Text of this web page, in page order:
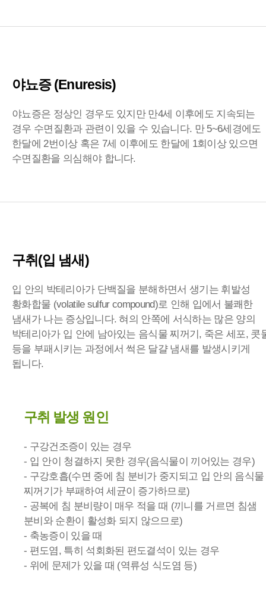
야뇨증 (Enuresis)
야뇨증은 정상인 경우도 있지만 만4세 이후에도 지속되는
경우 수면질환과 관련이 있을 수 있습니다. 만 5~6세경에도
한달에 2번이상 혹은 7세 이후에도 한달에 1회이상 있으면
수면질환을 의심해야 합니다.
구취(입 냄새)
입 안의 박테리아가 단백질을 분해하면서 생기는 휘발성
황화합물 (volatile sulfur compound)로 인해 입에서 불쾌한
냄새가 나는 증상입니다. 혀의 안쪽에 서식하는 많은 양의
박테리아가 입 안에 남아있는 음식물 찌꺼기, 죽은 세포, 콧
등을 부패시키는 과정에서 썩은 달걀 냄새를 발생시키게
됩니다.
구취 발생 원인
- 구강건조증이 있는 경우
- 입 안이 청결하지 못한 경우(음식물이 끼어있는 경우)
- 구강호흡(수면 중에 침 분비가 중지되고 입 안의 음식물
찌꺼기가 부패하여 세균이 증가하므로)
- 공복에 침 분비량이 매우 적을 때 (끼니를 거르면 침샘
분비와 순환이 활성화 되지 않으므로)
- 축농증이 있을 때
- 편도염, 특히 석회화된 편도결석이 있는 경우
- 위에 문제가 있을 때 (역류성 식도염 등)